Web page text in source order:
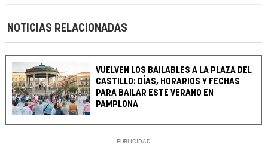
NOTICIAS RELACIONADAS
VUELVEN LOS BAILABLES A LA PLAZA DEL
CASTILLO: DÍAS, HORARIOS Y FECHAS
PARA BAILAR ESTE VERANO EN
PAMPLONA